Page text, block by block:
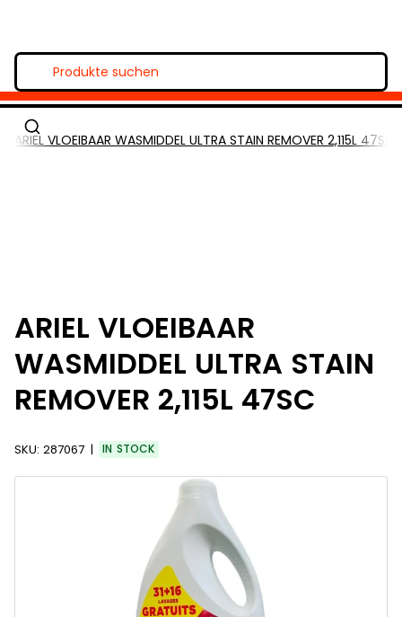
ARIEL VLOEIBAAR WASMIDDEL ULTRA STAIN REMOVER 2,115L 47SC
ARIEL VLOEIBAAR
WASMIDDEL ULTRA STAIN
REMOVER 2,115L 47SC
SKU: 287067 IN STOCK